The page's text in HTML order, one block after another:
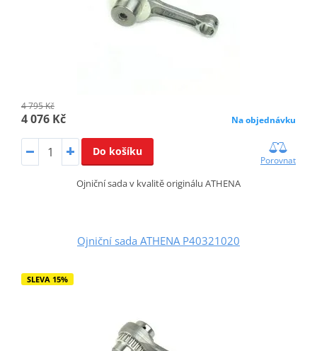
4 795 Kč
4 076 Kč Na objednávku
Do košíku
Porovnat
Ojniční sada v kvalitě originálu ATHENA
Ojniční sada ATHENA P40321020
SLEVA 15%